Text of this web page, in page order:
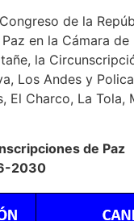
de la
en la Cámara
la
Los Andes y
El Charco, La
de Paz
2030